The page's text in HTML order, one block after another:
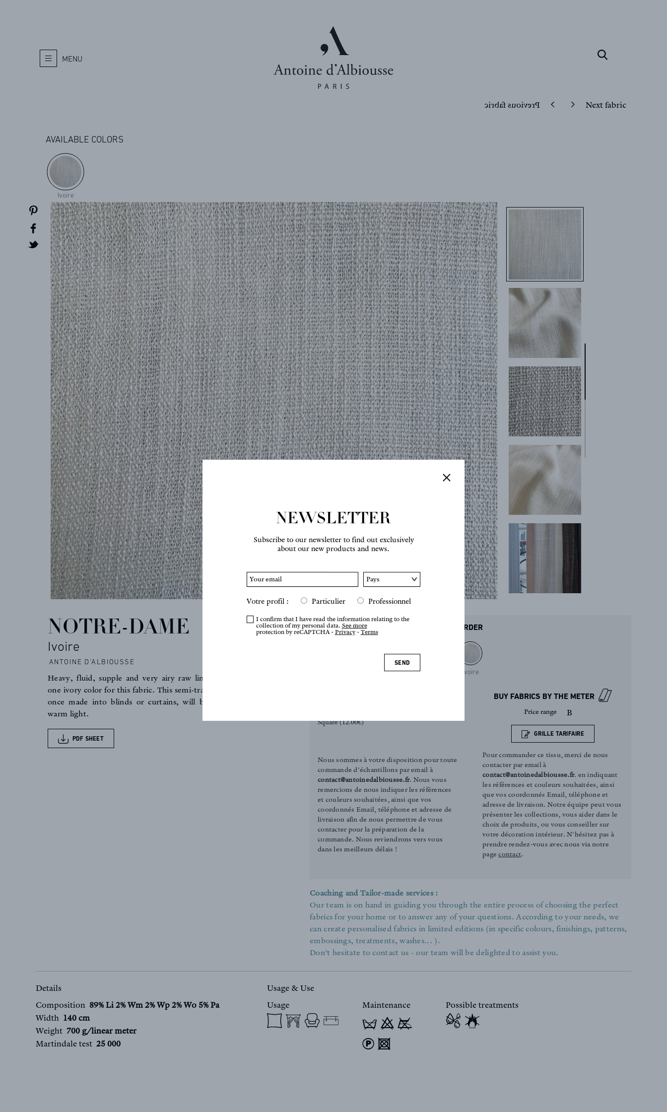
CREATOR
COLLECTIONS
ARCHIVES
CONTACT
REFERENCES
PROFESSIONALS
NEWS
MENU
AVAILABLE COLORS
Ivoire
NOTRE-DAME
Ivoire
ANTOINE D'ALBIOUSSE
Heavy, fluid, supple and very airy raw linen weave. Only
one ivory color for this fabric. This semi-transparent weave,
once made into blinds or curtains, will bring a beautiful
warm light.
PDF SHEET
ORDER
Ivoire
Square (12.00€)
Nous sommes à votre disposition pour toute
commande d'échantillons par email à
contact@antoinedalbiousse.fr. Nous vous
remercions de nous indiquer les références
et couleurs souhaitées, ainsi que vos
coordonnés Email, téléphone et adresse de
livraison afin de nous permettre de vous
contacter pour la préparation de la
commande. Nous reviendrons vers vous
dans les meilleurs délais !
BUY FABRICS BY THE METER
Price range B
GRILLE TARIFAIRE
Pour commander ce tissu, merci de nous
contacter par email à
contact@antoinedalbiousse.fr. en indiquant
les références et couleurs souhaitées, ainsi
que vos coordonnés Email, téléphone et
adresse de livraison. Notre équipe peut vous
présenter les collections, vous aider dans le
choix de produits, ou vous conseiller sur
votre décoration intérieur. N'hésitez pas à
prendre rendez-vous avec nous via notre
pagecontact.
Coaching and Tailor-made services :
Our team is on hand in guiding you through the entire process of choosing the perfect
fabrics for your home or to answer any of your questions. According to your needs, we
can create personalised fabrics in limited editions (in specific colours, finishings, patterns,
embossings, treatments, washes... ).
Don't hesitate to contact us - our team will be delighted to assist you.
Details
Composition 89% Li 2% Wm 2% Wp 2% Wo 5% Pa
Width 140 cm
Weight 700 g/linear meter
Martindale test 25 000
Usage & Use
Usage
Maintenance
T 9 y
) 4
Possible treatments
NEWSLETTER
Subscribe to our newsletter to find out exclusively
about our new products and news.
Votre profil : Particulier Professionnel
I confirm that I have read the information relating to the
collection of my personal data. See more
protection by reCAPTCHA - Privacy-Terms
SEND
Previous fabric Next fabric